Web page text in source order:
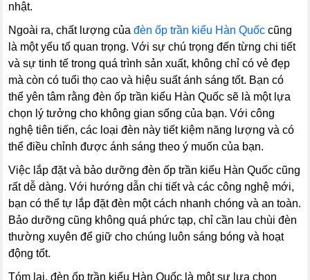
nhật.
Ngoài ra, chất lượng củađèn ốp trần kiểu Hàn Quốc cũng
là một yếu tố quan trọng. Với sự chú trọng đến từng chi tiết
và sự tinh tế trong quá trình sản xuất, không chỉ có vẻ đẹp
mà còn có tuổi thọ cao và hiệu suất ánh sáng tốt. Bạn có
thể yên tâm rằng đèn ốp trần kiểu Hàn Quốc sẽ là một lựa
chọn lý tưởng cho không gian sống của bạn. Với công
nghệ tiên tiến, các loại đèn này tiết kiệm năng lượng và có
thể điều chỉnh được ánh sáng theo ý muốn của bạn.
Việc lắp đặt và bảo dưỡng đèn ốp trần kiểu Hàn Quốc cũng
rất dễ dàng. Với hướng dẫn chi tiết và các công nghệ mới,
bạn có thể tự lắp đặt đèn một cách nhanh chóng và an toàn.
Bảo dưỡng cũng không quá phức tạp, chỉ cần lau chùi đèn
thường xuyên để giữ cho chúng luôn sáng bóng và hoạt
động tốt.
Tóm lại, đèn ốp trần kiểu Hàn Quốc là một sự lựa chọn